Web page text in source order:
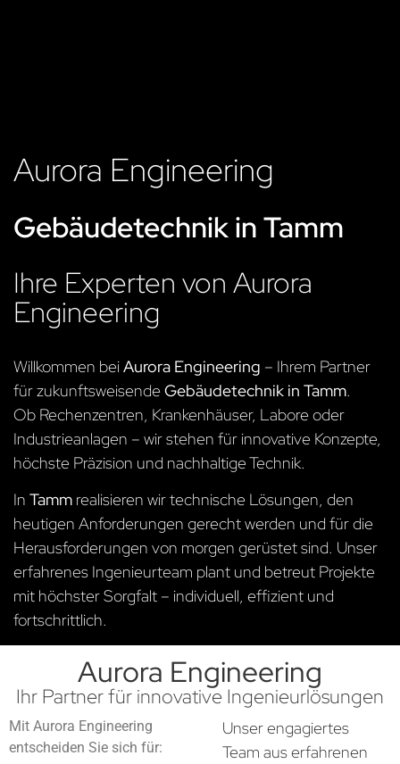
Aurora Engineering
Gebäudetechnik in Tamm
Ihre Experten von Aurora
Engineering
Willkommen beiAurora Engineering – Ihrem Partner
für zukunftsweisendeGebäudetechnik in Tamm.
Ob Rechenzentren, Krankenhäuser, Labore oder
Industrieanlagen – wir stehen für innovative Konzepte,
höchste Präzision und nachhaltige Technik.
In Tamm realisieren wir technische Lösungen, den
heutigen Anforderungen gerecht werden und für die
Herausforderungen von morgen gerüstet sind. Unser
erfahrenes Ingenieurteam plant und betreut Projekte
mit höchster Sorgfalt – individuell, effizient und
fortschrittlich.
Aurora Engineering
Ihr Partner für innovative Ingenieurlösungen
Mit Aurora Engineering
entscheiden Sie sich für:
Unser engagiertes
Team aus erfahrenen